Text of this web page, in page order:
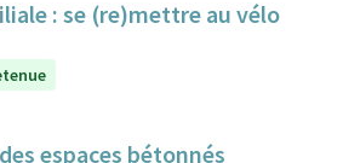
: se (re)mettre au vélo
espaces bétonnés